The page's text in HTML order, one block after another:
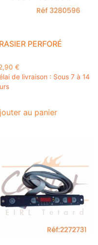
PERFORÉ
€
de livraison : Sous 7 à 14
au panier